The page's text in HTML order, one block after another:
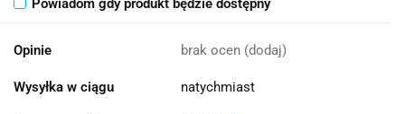
Powiadom gdy produkt będzie dostępny
Opinie brak ocen (dodaj)
Wysyłka w ciągu natychmiast